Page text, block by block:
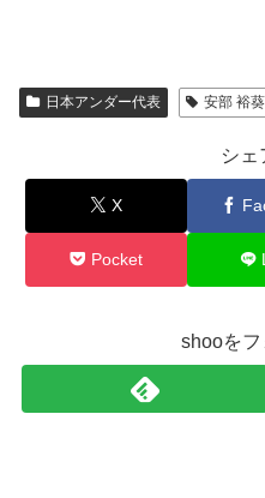
日本アンダー代表 安部 裕葵
シェ
X
Pocket
shooをフ